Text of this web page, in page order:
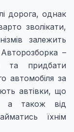
дорога, однак
зволікати,
залежить
–
придбати
автомобіля за
автівки, що
а також від
їхнім